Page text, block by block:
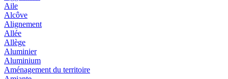
Aile
Alcôve
Alignement
Allée
Allège
Aluminier
Aluminium
Aménagement du territoire